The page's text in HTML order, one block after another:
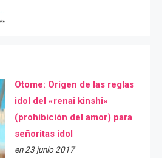
Otome: Orígen de las reglas
idol del «renai kinshi»
(prohibición del amor) para
señoritas idol
en 23 junio 2017